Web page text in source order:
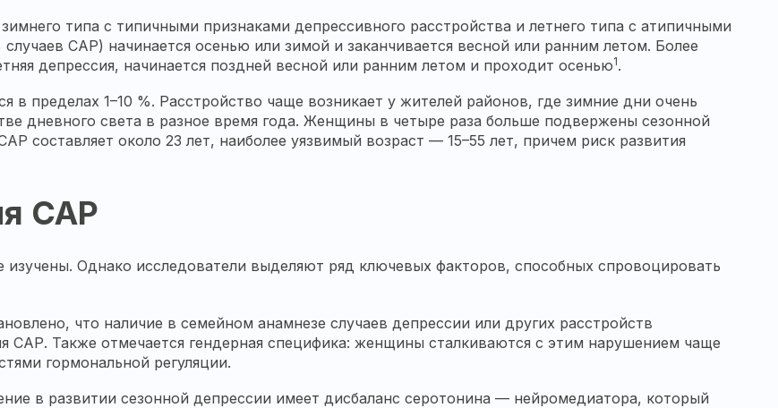
типа с типичными признаками депрессивного расстройства и летнего типа с атипичными
САР) начинается осенью или зимой и заканчивается весной или ранним летом. Более
депрессия, начинается поздней весной или ранним летом и проходит осенью1.
в пределах 1–10 %. Расстройство чаще возникает у жителей районов, где зимние дни очень
дневного света в разное время года. Женщины в четыре раза больше подвержены сезонной
составляет около 23 лет, наиболее уязвимый возраст — 15–55 лет, причем риск развития
САР
Однако исследователи выделяют ряд ключевых факторов, способных спровоцировать
что наличие в семейном анамнезе случаев депрессии или других расстройств
САР. Также отмечается гендерная специфика: женщины сталкиваются с этим нарушением чаще
гормональной регуляции.
в развитии сезонной депрессии имеет дисбаланс серотонина — нейромедиатора, который